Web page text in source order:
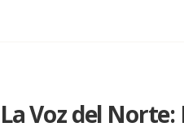
La Voz del Norte: